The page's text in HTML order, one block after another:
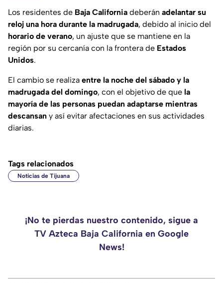
Los residentes de Baja California deberán adelantar su
reloj una hora durante la madrugada, debido al inicio del
horario de verano, un ajuste que se mantiene en la
región por su cercanía con la frontera de Estados
Unidos.
El cambio se realiza entre la noche del sábado y la
madrugada del domingo, con el objetivo de que la
mayoría de las personas puedan adaptarse mientras
descansan y así evitar afectaciones en sus actividades
diarias.
Tags relacionados
Noticias de Tijuana
¡No te pierdas nuestro contenido, sigue a
TV Azteca Baja California en Google
News!